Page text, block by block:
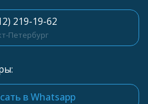
219-19-62
Петербург
в Whatsapp